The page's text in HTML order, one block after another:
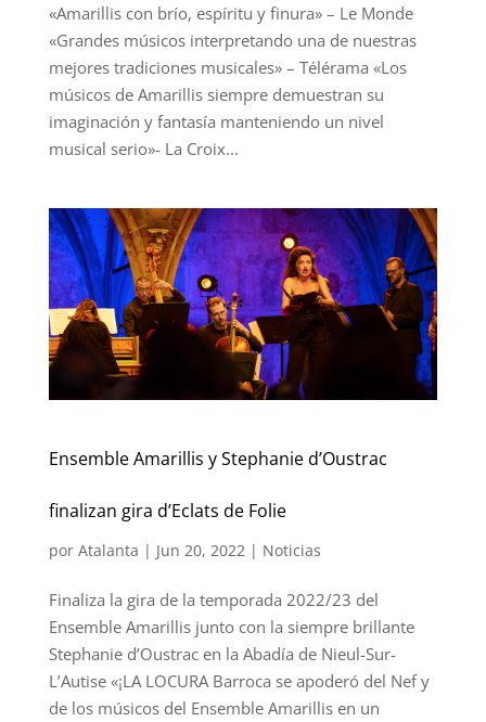
«Amarillis con brío, espíritu y finura» – Le Monde
«Grandes músicos interpretando una de nuestras
mejores tradiciones musicales» – Télérama «Los
músicos de Amarillis siempre demuestran su
imaginación y fantasía manteniendo un nivel
musical serio»- La Croix...
Ensemble Amarillis y Stephanie d’Oustrac
finalizan gira d’Eclats de Folie
por Atalanta | Jun 20, 2022| Noticias
Finaliza la gira de la temporada 2022/23 del
Ensemble Amarillis junto con la siempre brillante
Stephanie d’Oustrac en la Abadía de Nieul-Sur-
L’Autise «¡LA LOCURA Barroca se apoderó del Nef y
de los músicos del Ensemble Amarillis en un